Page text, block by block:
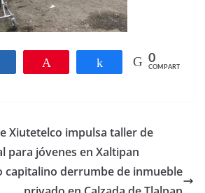
Compartir Compartir
0
COMPARTIR
Xiutetelco impulsa taller de
para jóvenes en Xaltipan
capitalino derrumbe de inmueble